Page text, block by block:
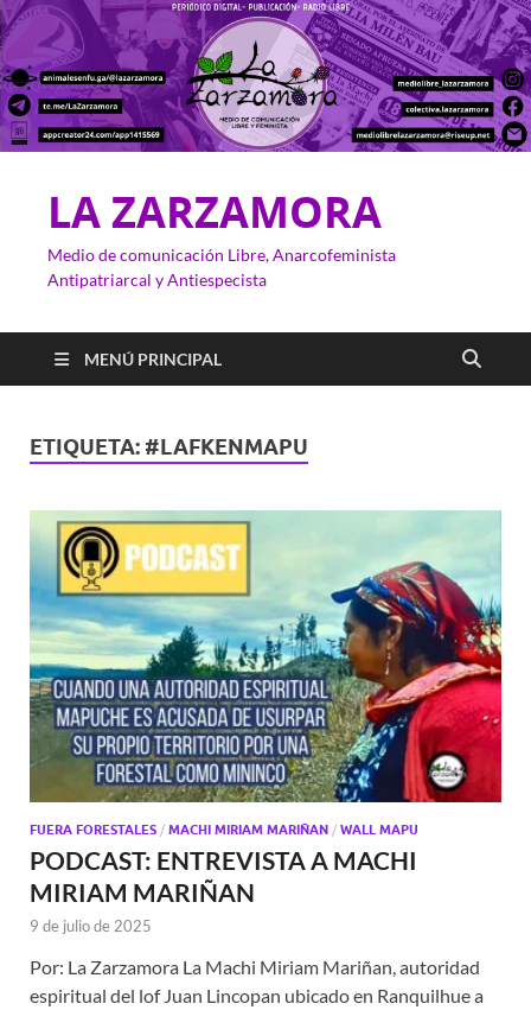
LA ZARZAMORA
Medio de comunicación Libre, Anarcofeminista
Antipatriarcal y Antiespecista
MENÚ PRINCIPAL
ETIQUETA: #LAFKENMAPU
FUERA FORESTALES / MACHI MIRIAM MARIÑAN / WALL MAPU
PODCAST: ENTREVISTA A MACHI
MIRIAM MARIÑAN
9 de julio de 2025
Por: La Zarzamora La Machi Miriam Mariñan, autoridad
espiritual del lof Juan Lincopan ubicado en Ranquilhue a